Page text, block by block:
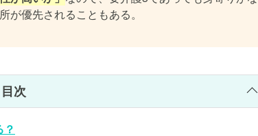
が優先されることもある。
目次